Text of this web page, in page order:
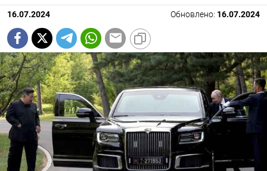
16.07.2024 Обновлено: 16.07.2024